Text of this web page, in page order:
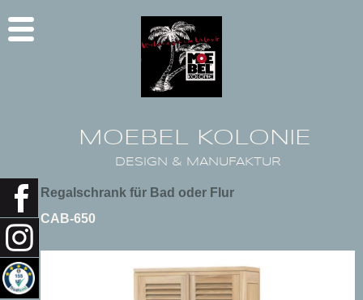
MOEBEL KOLONIE
DESIGN & MANUFAKTUR
Regalschrank für Bad oder Flur
CAB-650